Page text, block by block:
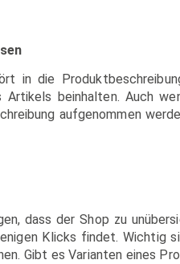
in die
beinhalten. Auch
aufgenommen
dass der Shop zu
Klicks findet. Wichtig
Gibt es Varianten eines